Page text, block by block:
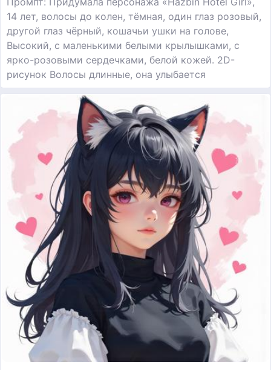
14 лет, волосы до колен, тёмная, один глаз розовый,
другой глаз чёрный, кошачьи ушки на голове,
Высокий, с маленькими белыми крылышками, с
ярко-розовыми сердечками, белой кожей. 2D-
рисунок Волосы длинные, она улыбается